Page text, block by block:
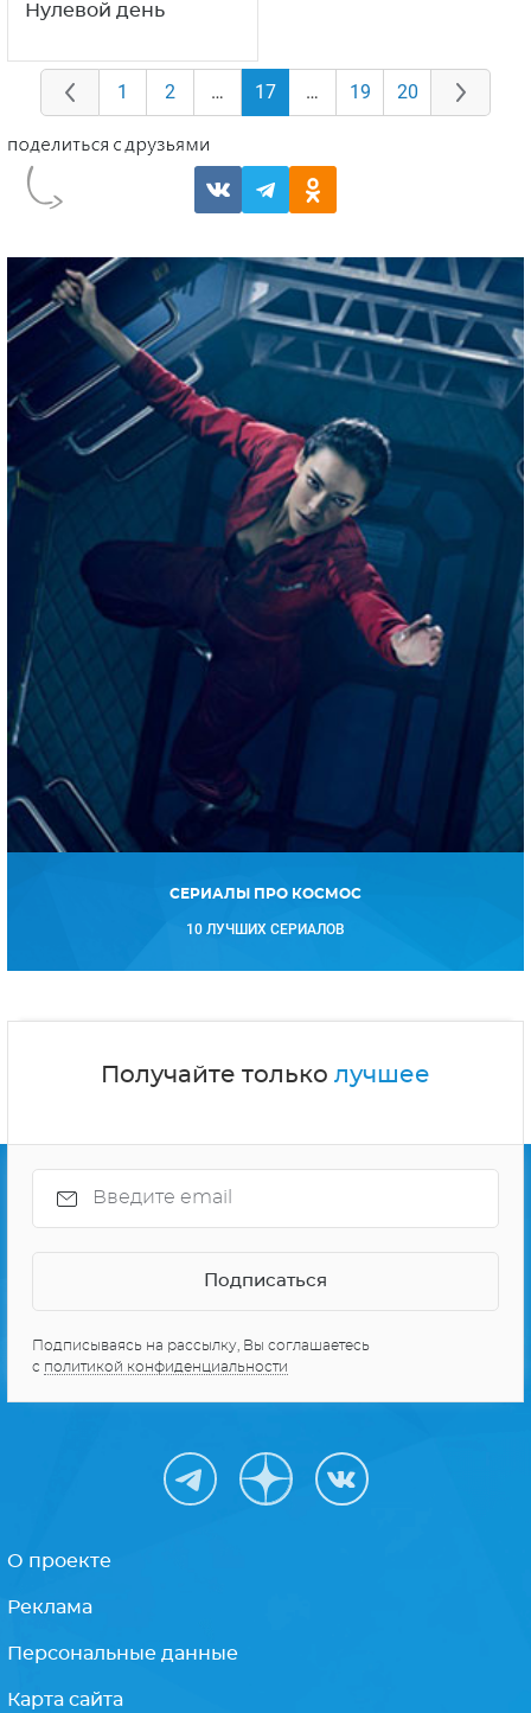
Нулевой день
1 2 … 17 … 19 20
СЕРИАЛЫ ПРО КОСМОС
10 ЛУЧШИХ СЕРИАЛОВ
Получайте только лучшее
Подписываясь на рассылку, Вы соглашаетесь
с политикой конфиденциальности
О проекте
Реклама
Персональные данные
Карта сайта